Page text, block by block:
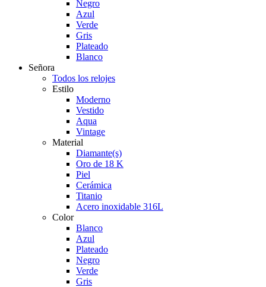
Negro
Azul
Verde
Gris
Plateado
Blanco
Señora
Todos los relojes
Estilo
Moderno
Vestido
Aqua
Vintage
Material
Diamante(s)
Oro de 18 K
Piel
Cerámica
Titanio
Acero inoxidable 316L
Color
Blanco
Azul
Plateado
Negro
Verde
Gris